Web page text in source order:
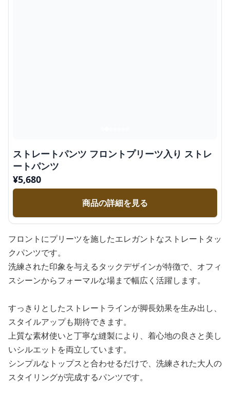
ストレートパンツ フロントプリーツ入り ストレ
ートパンツ
¥5,680
商品の詳細を見る
フロントにプリーツを施したエレガントなストレートタッ
クパンツです。
洗練された印象を与えるタックデザインが特徴で、オフィ
スシーンからフォーマルな場まで幅広く活躍します。
すっきりとしたストレートラインが脚長効果を生み出し、
スタイルアップも期待できます。
上質な素材使いと丁寧な縫製により、着心地の良さと美し
いシルエットを両立しています。
シンプルなトップスと合わせるだけで、洗練された大人の
スタイリングが完成するパンツです。